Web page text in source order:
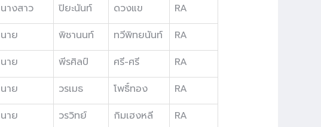
นางสาว ปิยะนันท์ ดวงแข RA
นาย พิชานนท์ ทวีพิทยนันท์ RA
นาย พีรศิลป์ ศรี-ศรี RA
นาย วรเมธ โพธิ์ทอง RA
นาย วรวิทย์ กิมเฮงหลี RA